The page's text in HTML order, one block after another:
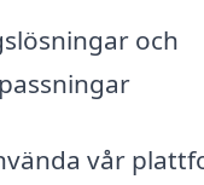
och
vår